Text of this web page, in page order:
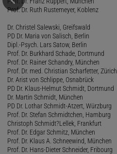
Prof. Dr. Ruth Rustemeyer, Koblenz
Dr. Christel Salewski, Greifswald
PD Dr. Maria von Salisch, Berlin
Dipl.-Psych. Lars Satow, Berlin
Prof. Dr. Burkhard Schade, Dortmund
Prof. Dr. Rainer Schandry, München
Prof. Dr. med. Christian Scharfetter, Zürich
Dr. Arist von Schlippe, Osnabrück
PD Dr. Klaus-Helmut Schmidt, Dortmund
Dr. Martin Schmidt, München
PD Dr. Lothar Schmidt-Atzert, Würzburg
Prof. Dr. Stefan Schmidtchen, Hamburg
Christoph Schmidt?Lellek, Frankfurt
Prof. Dr. Edgar Schmitz, München
Prof. Dr. Klaus A. Schneewind, München
Prof. Dr. Hans-Dieter Schneider, Fribourg